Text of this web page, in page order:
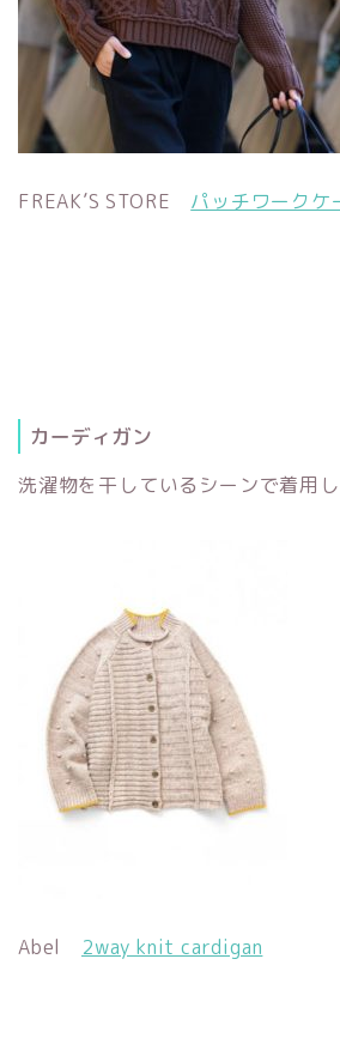
FREAK’S STORE パッチワークケ
カーディガン
洗濯物を干しているシーンで着用し
Abel 2way knit cardigan